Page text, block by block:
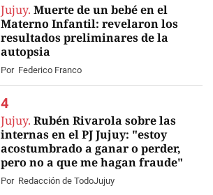
Jujuy. Muerte de un bebé en el
Materno Infantil: revelaron los
resultados preliminares de la
autopsia
Por Federico Franco
Jujuy. Rubén Rivarola sobre las
internas en el PJ Jujuy: "estoy
acostumbrado a ganar o perder,
pero no a que me hagan fraude"
Por Redacción de TodoJujuy